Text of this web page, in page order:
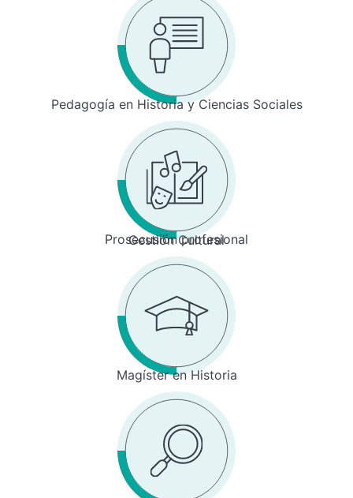
Pedagogía en Historia y Ciencias Sociales
Prosecusión profesional
Gestión Cultural
Magíster en Historia